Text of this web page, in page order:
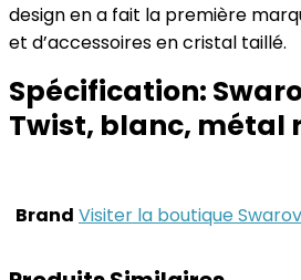
design en a fait la première
et d’accessoires en cristal taillé.
Spécification:
Twist, blanc, métal
Brand Visiter la boutique